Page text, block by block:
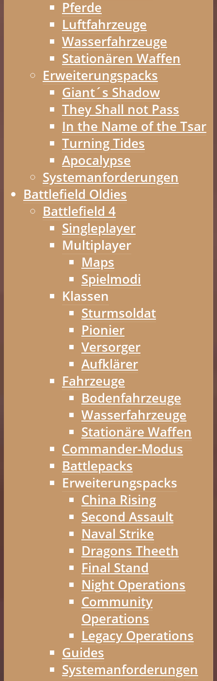
Pferde
Luftfahrzeuge
Wasserfahrzeuge
Stationären Waffen
Erweiterungspacks
Giant´s Shadow
They Shall not Pass
In the Name of the Tsar
Turning Tides
Apocalypse
Systemanforderungen
Battlefield Oldies
Battlefield 4
Singleplayer
Multiplayer
Maps
Spielmodi
Klassen
Sturmsoldat
Pionier
Versorger
Aufklärer
Fahrzeuge
Bodenfahrzeuge
Wasserfahrzeuge
Stationäre Waffen
Commander-Modus
Battlepacks
Erweiterungspacks
China Rising
Second Assault
Naval Strike
Dragons Theeth
Final Stand
Night Operations
Community
Operations
Legacy Operations
Guides
Systemanforderungen